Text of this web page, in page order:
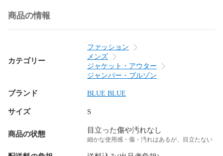
商品の情報
カテゴリー
ファッション
メンズ
ジャケット・アウター
ジャンパー・ブルゾン
ブランド BLUE BLUE
サイズ S
商品の状態 目立った傷や汚れなし
細かな使用感・傷・汚れはあるが、目立たない